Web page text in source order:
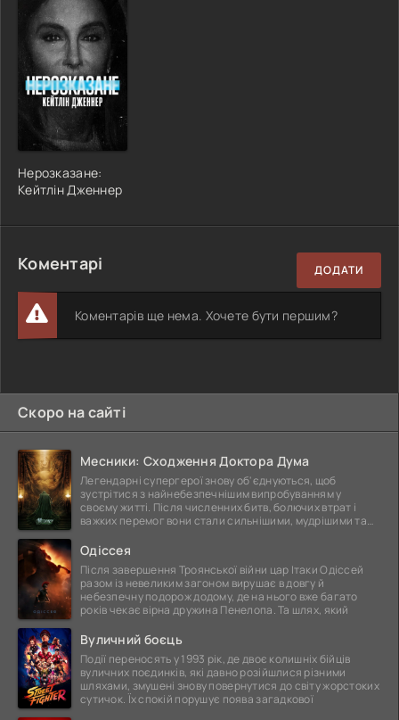
Нерозказане:
Кейтлін Дженнер
Коментарі ДОДАТИ
Коментарів ще нема. Хочете бути першим?
Скоро на сайті
Месники: Сходження Доктора Дума
Легендарні супергерої знову об'єднуються, щоб
зустрітися з найнебезпечнішим випробуванням у
своєму житті. Після численних битв, болючих втрат і
важких перемог вони стали сильнішими, мудрішими та
Одіссея
Після завершення Троянської війни цар Ітаки Одіссей
разом із невеликим загоном вирушає в довгу й
небезпечну подорож додому, де на нього вже багато
років чекає вірна дружина Пенелопа. Та шлях, який
Вуличний боєць
Події переносять у 1993 рік, де двоє колишніх бійців
вуличних поєдинків, які давно розійшлися різними
шляхами, змушені знову повернутися до світу жорстоких
сутичок. Їх спокій порушує поява загадкової